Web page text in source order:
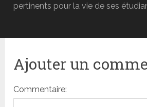
pertinents pour la vie de ses
Ajouter un
Commentaire: